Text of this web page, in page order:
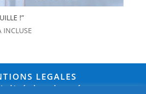
!”
INCLUSE
LEGALES
des données et